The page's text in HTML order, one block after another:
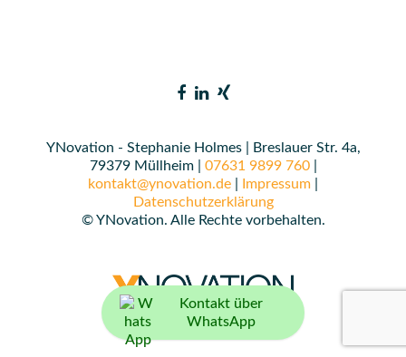
YNovation - Stephanie Holmes | Breslauer Str. 4a,
79379 Müllheim | 07631 9899 760|
kontakt@ynovation.de
Impressum
Datenschutzerklärung
© YNovation. Alle Rechte vorbehalten.
Kontakt über
WhatsApp